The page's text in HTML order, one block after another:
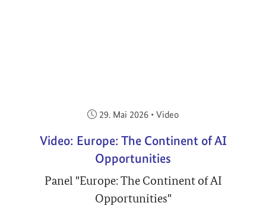
Veröffentlicht am:
29. Mai 2026 • Video
Video: Europe: The Continent of AI
Opportunities
Panel "Europe: The Continent of AI
Opportunities"